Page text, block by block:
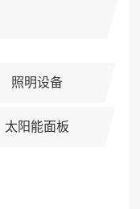
照明设备
太阳能面板